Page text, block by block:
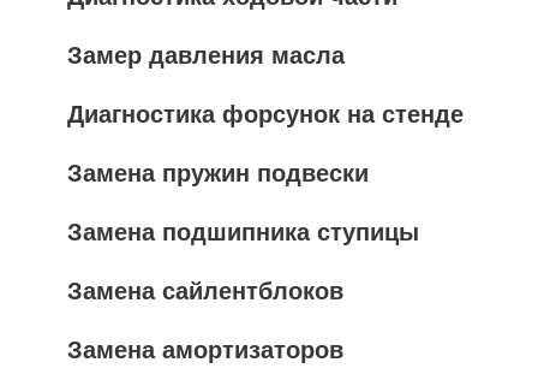
Замер давления масла
Диагностика форсунок на стенде
Замена пружин подвески
Замена подшипника ступицы
Замена сайлентблоков
Замена амортизаторов